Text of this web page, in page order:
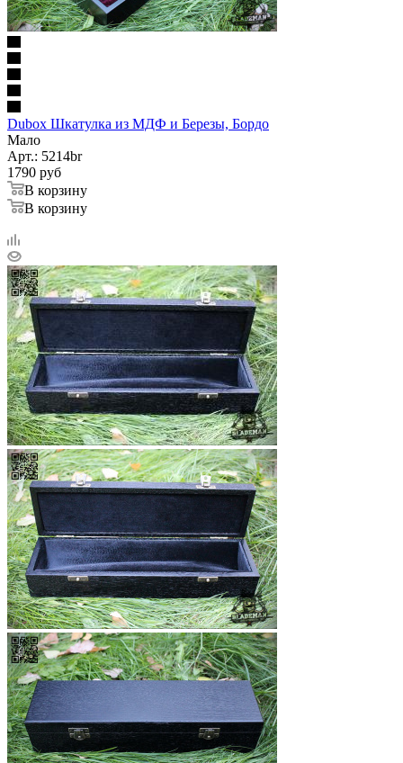
Dubox Шкатулка из МДФ и Березы, Бордо
Мало
Арт.: 5214br
1790 руб
В корзину
В корзину